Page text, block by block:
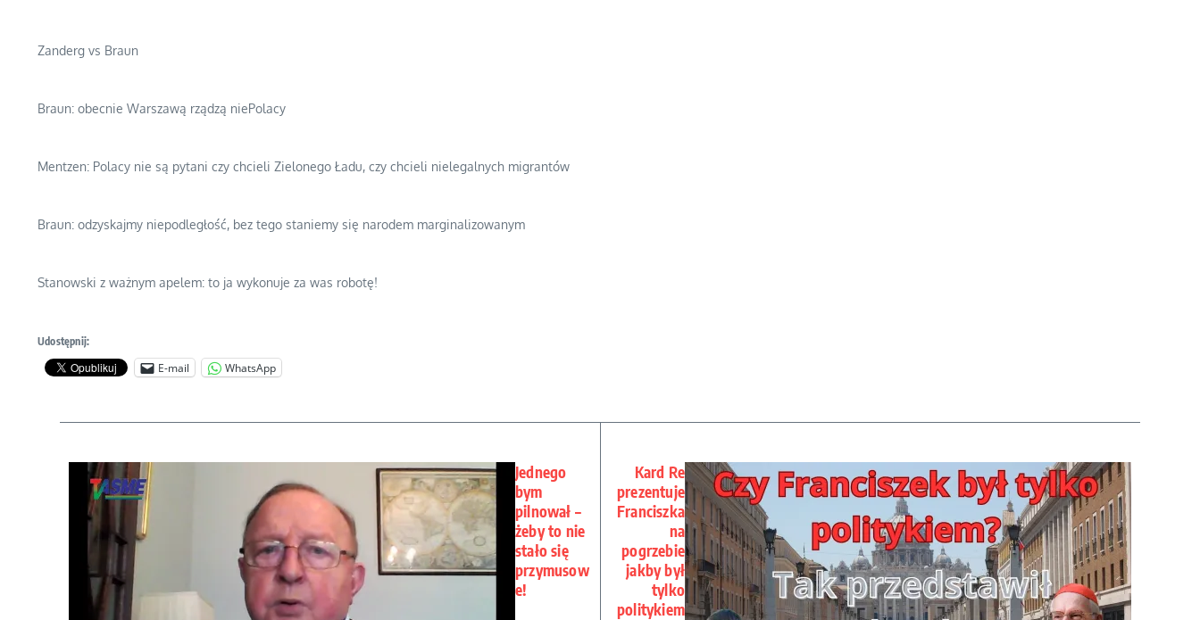
Zanderg vs Braun
Braun: obecnie Warszawą rządzą niePolacy
Mentzen: Polacy nie są pytani czy chcieli Zielonego Ładu, czy chcieli nielegalnych migrantów
Braun: odzyskajmy niepodległość, bez tego staniemy się narodem marginalizowanym
Stanowski z ważnym apelem: to ja wykonuje za was robotę!
Udostępnij:
E-mail WhatsApp
Jednego
bym
pilnował –
żeby to nie
stało się
przymusow
e!
Kard Re
prezentuje
Franciszka
na
pogrzebie
jakby był
tylko
politykiem